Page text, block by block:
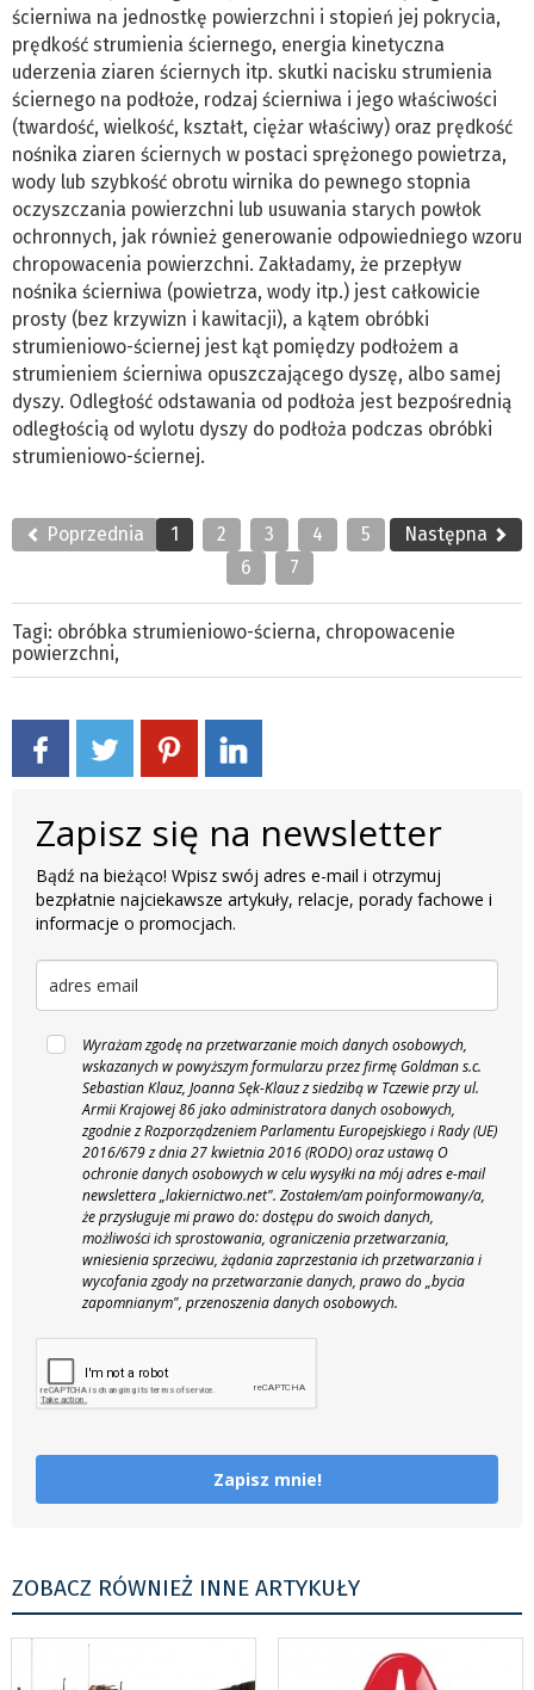
ścierniwa na jednostkę powierzchni i stopień jej pokrycia,
prędkość strumienia ściernego, energia kinetyczna
uderzenia ziaren ściernych itp. skutki nacisku strumienia
ściernego na podłoże, rodzaj ścierniwa i jego właściwości
(twardość, wielkość, kształt, ciężar właściwy) oraz prędkość
nośnika ziaren ściernych w postaci sprężonego powietrza,
wody lub szybkość obrotu wirnika do pewnego stopnia
oczyszczania powierzchni lub usuwania starych powłok
ochronnych, jak również generowanie odpowiedniego wzoru
chropowacenia powierzchni. Zakładamy, że przepływ
nośnika ścierniwa (powietrza, wody itp.) jest całkowicie
prosty (bez krzywizn i kawitacji), a kątem obróbki
strumieniowo-ściernej jest kąt pomiędzy podłożem a
strumieniem ścierniwa opuszczającego dyszę, albo samej
dyszy. Odległość odstawania od podłoża jest bezpośrednią
odległością od wylotu dyszy do podłoża podczas obróbki
strumieniowo-ściernej.
Poprzednia 1 2 3 4
5
6
7
Następna
Tagi: obróbka strumieniowo-ścierna, chropowacenie
powierzchni,
Zapisz się na newsletter
Bądź na bieżąco! Wpisz swój adres e-mail i otrzymuj
bezpłatnie najciekawsze artykuły, relacje, porady fachowe i
informacje o promocjach.
Wyrażam zgodę na przetwarzanie moich danych osobowych,
wskazanych w powyższym formularzu przez firmę Goldman s.c.
Sebastian Klauz, Joanna Sęk-Klauz z siedzibą w Tczewie przy ul.
Armii Krajowej 86 jako administratora danych osobowych,
zgodnie z Rozporządzeniem Parlamentu Europejskiego i Rady (UE)
2016/679 z dnia 27 kwietnia 2016 (RODO) oraz ustawą O
ochronie danych osobowych w celu wysyłki na mój adres e-mail
newslettera „lakiernictwo.net". Zostałem/am poinformowany/a,
że przysługuje mi prawo do: dostępu do swoich danych,
możliwości ich sprostowania, ograniczenia przetwarzania,
wniesienia sprzeciwu, żądania zaprzestania ich przetwarzania i
wycofania zgody na przetwarzanie danych, prawo do „bycia
zapomnianym", przenoszenia danych osobowych.
Zapisz mnie!
ZOBACZ RÓWNIEŻ INNE ARTYKUŁY